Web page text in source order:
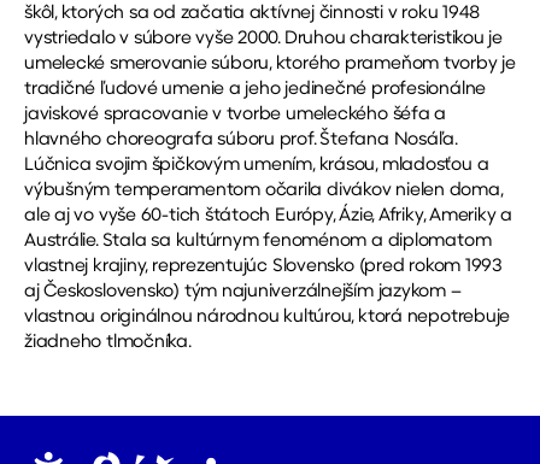
škôl, ktorých sa od začatia aktívnej činnosti v roku 1948
vystriedalo v súbore vyše 2000. Druhou charakteristikou je
umelecké smerovanie súboru, ktorého prameňom tvorby je
tradičné ľudové umenie a jeho jedinečné profesionálne
javiskové spracovanie v tvorbe umeleckého šéfa a
hlavného choreografa súboru prof. Štefana Nosáľa.
Lúčnica svojim špičkovým umením, krásou, mladosťou a
výbušným temperamentom očarila divákov nielen doma,
ale aj vo vyše 60-tich štátoch Európy, Ázie, Afriky, Ameriky a
Austrálie. Stala sa kultúrnym fenoménom a diplomatom
vlastnej krajiny, reprezentujúc Slovensko (pred rokom 1993
aj Československo) tým najuniverzálnejším jazykom –
vlastnou originálnou národnou kultúrou, ktorá nepotrebuje
žiadneho tlmočníka.